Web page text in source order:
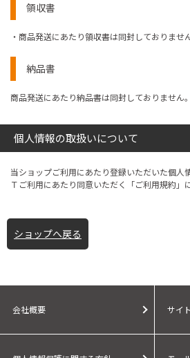
領収書
・商品発送にあたり領収書は同封しておりません
納品書
商品発送にあたり納品書は同封しておりません。
個人情報の取扱いについて
当ショップご利用にあたり登録いただいた個人
Ｔご利用にあたり同意いただく「ご利用規約」
ショップへ戻る
会社概要 サイ